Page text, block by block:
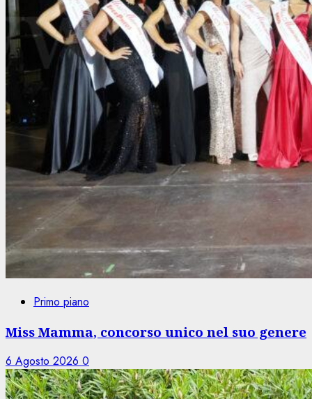
Primo piano
Miss Mamma, concorso unico nel suo genere
6 Agosto 2026 0